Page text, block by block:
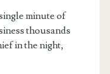
minute of
thousands
in the night,